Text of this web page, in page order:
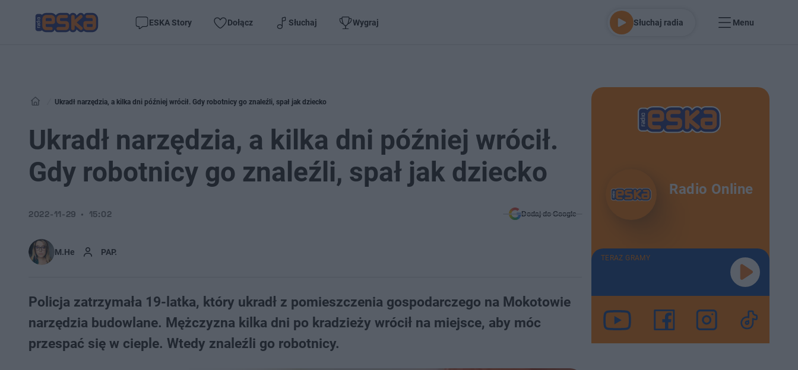
ESKA Story Dołącz Słuchaj Wygraj Słuchaj radia Menu
Ukradł narzędzia, a kilka dni później wrócił. Gdy robotnicy go znaleźli, spał jak dziecko
Ukradł narzędzia, a kilka dni później wrócił.
Gdy robotnicy go znaleźli, spał jak dziecko
M.He PAP.
2022-11-29 15:02 Dodaj do Google
Policja zatrzymała 19-latka, który ukradł z pomieszczenia gospodarczego na Mokotowie
narzędzia budowlane. Mężczyzna kilka dni po kradzieży wrócił na miejsce, aby móc
przespać się w cieple. Wtedy znaleźli go robotnicy.
Radio Online
TERAZ GRAMY